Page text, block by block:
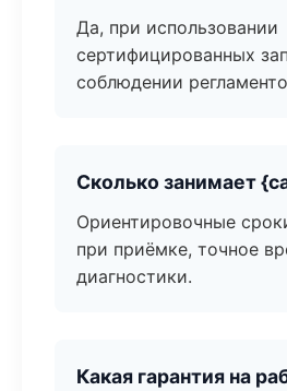
Да, при использовании
сертифицированных
соблюдении
Сколько занимает
Ориентировочные
при приёмке, точное
диагностики.
Какая гарантия на